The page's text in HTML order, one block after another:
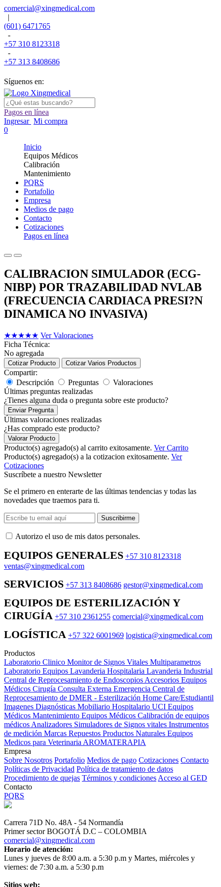
comercial@xingmedical.com
|
(601) 6471765
-
+57 310 8123318
-
+57 313 8408686
Síguenos en:
Pagos en línea
Ingresar Mi compra
0
Inicio
Equipos Médicos
Calibración
Mantenimiento
PQRS
Portafolio
Empresa
Medios de pago
Contacto
Cotizaciones
Pagos en línea
CALIBRACION SIMULADOR (ECG-
NIBP) POR TRAZABILIDAD NVLAB
(FRECUENCIA CARDIACA PRESI?N
DINAMICA NO INVASIVA)
★★★★★ Ver Valoraciones
Ficha Técnica:
No agregada
Cotizar Producto Cotizar Varios Productos
Compartir:
Descripción
Preguntas
Valoraciones
Últimas preguntas realizadas
¿Tienes alguna duda o pregunta sobre este producto?
Enviar Pregunta
Últimas valoraciones realizadas
¿Has comprado este producto?
Valorar Producto
Producto(s) agregado(s) al carrito exitosamente. Ver Carrito
Producto(s) agregado(s) a la cotizacion exitosamente. Ver
Cotizaciones
Suscríbete a nuestro Newsletter
Se el primero en enterarte de las últimas tendencias y todas las
novedades que traemos para ti.
Suscribirme
Autorizo ​​el uso de mis datos personales.
EQUIPOS GENERALES +57 310 8123318
ventas@xingmedical.com
SERVICIOS +57 313 8408686 gestor@xingmedical.com
EQUIPOS DE ESTERILIZACIÓN Y
CIRUGÍA +57 310 2361255 comercial@xingmedical.com
LOGÍSTICA +57 322 6001969 logistica@xingmedical.com
Productos
Laboratorio Clinico Monitor de Signos Vitales Multiparametros
Laboratorio Equipos Lavanderia Hospitalaria Lavanderia Industrial
Central de Reprocesamiento de Endoscopios Accesorios Equipos
Médicos Cirugía Consulta Externa Emergencia Central de
Reprocesamiento de DMER - Esterilización Home Care/Estudiantil
Imagenes Diagnósticas Mobiliario Hospitalario UCI Equipos
Médicos Mantenimiento Equipos Médicos Calibración de equipos
médicos Analizadores Simuladores de Signos vitales Instrumentos
de medición Marcas Repuestos Productos Naturales Equipos
Medicos para Veterinaria AROMATERAPIA
Empresa
Sobre Nosotros Portafolio Medios de pago Cotizaciones Contacto
Políticas de Privacidad Política de tratamiento de datos
Procedimiento de quejas Términos y condiciones Acceso al GED
Contacto
PQRS
Carrera 71D No. 48A - 54 Normandía
Primer sector BOGOTÁ D.C – COLOMBIA
comercial@xingmedical.com
Horario de atención:
Lunes y jueves de 8:00 a.m. a 5:30 p.m y Martes, miércoles y
viernes: de 7:30 a.m. a 5:30 p.m
Sitios web: